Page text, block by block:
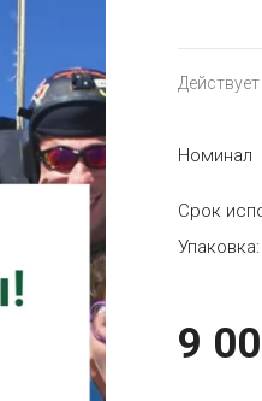
Номинал
Срок
Упаковка:
9